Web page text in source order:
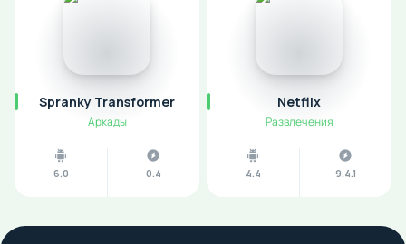
Spranky Transformer
Аркады
6.0 0.4
Netflix
Развлечения
4.4 9.4.1